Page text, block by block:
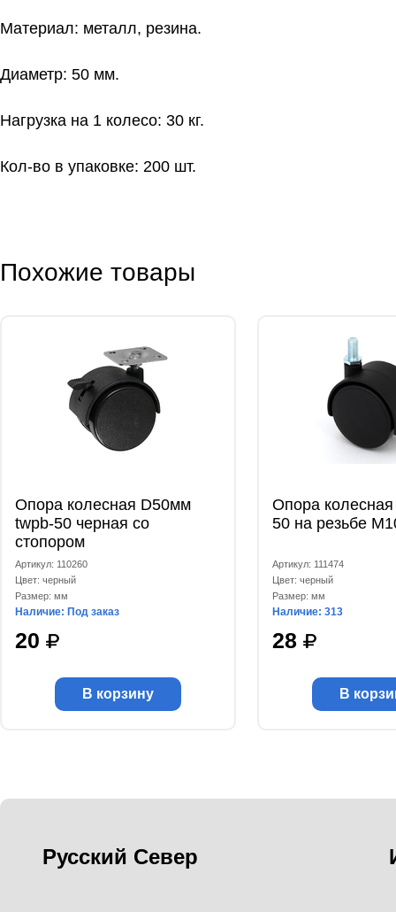
Материал: металл, резина.
Диаметр: 50 мм.
Нагрузка на 1 колесо: 30 кг.
Кол-во в упаковке: 200 шт.
Похожие товары
Опора колесная D50мм
twpb-50 черная со
стопором
Артикул: 110260
Цвет: черный
Размер: мм
Наличие: Под заказ
20
В корзину
Опора
50 на резьбе
Артикул: 111474
Цвет: черный
Размер: мм
Наличие: 313
28
В
Русский Север